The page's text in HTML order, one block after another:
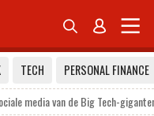
 
TECH
PERSONAL FINANCE
media van de Big Tech-